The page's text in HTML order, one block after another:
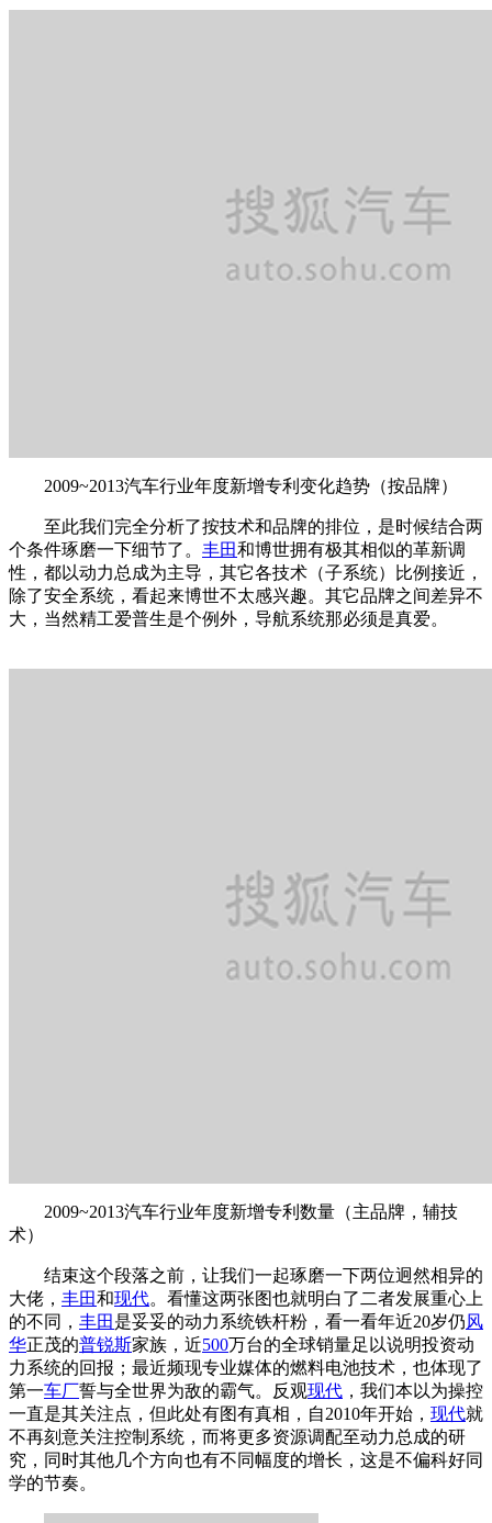
2009~2013汽车行业年度新增专利变化趋势（按品牌）
至此我们完全分析了按技术和品牌的排位，是时候结合两
个条件琢磨一下细节了。 丰田和博世拥有极其相似的革新调
性，都以动力总成为主导，其它各技术（子系统）比例接近，
除了安全系统，看起来博世不太感兴趣。其它品牌之间差异不
大，当然精工爱普生是个例外，导航系统那必须是真爱。
2009~2013汽车行业年度新增专利数量（主品牌，辅技
术）
结束这个段落之前，让我们一起琢磨一下两位迥然相异的
大佬， 丰田和现代。看懂这两张图也就明白了二者发展重心上
的不同， 丰田 是妥妥的动力系统铁杆粉，看一看年近20岁仍风
华正茂的普锐斯家族，近500万台的全球销量足以说明投资动
力系统的回报；最近频现专业媒体的燃料电池技术，也体现了
第一车厂誓与全世界为敌的霸气。反观现代 ，我们本以为操控
一直是其关注点，但此处有图有真相，自2010年开始， 现代就
不再刻意关注控制系统，而将更多资源调配至动力总成的研
究，同时其他几个方向也有不同幅度的增长，这是不偏科好同
学的节奏。